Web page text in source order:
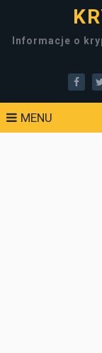
Informacje o
MENU